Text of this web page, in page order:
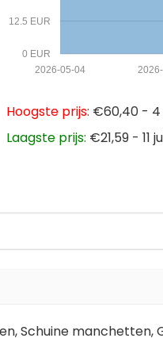
0 EUR
12.5 EUR
2026-05-04
Hoogste prijs: €60,40 - 4
Laagste prijs: €21,59 - 11
Schuine manchetten,